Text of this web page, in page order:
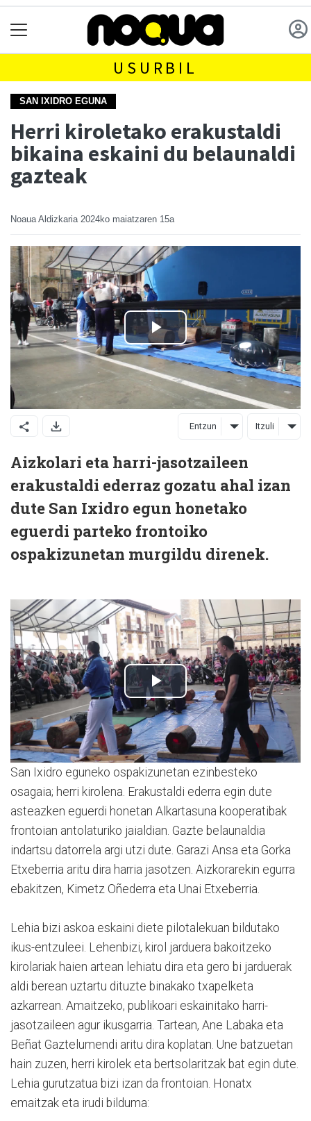
USURBIL
SAN IXIDRO EGUNA
Herri kiroletako erakustaldi
bikaina eskaini du belaunaldi
gazteak
Noaua Aldizkaria 2024ko maiatzaren 15a
Entzun Itzuli
Aizkolari eta harri-jasotzaileen
erakustaldi ederraz gozatu ahal izan
dute San Ixidro egun honetako
eguerdi parteko frontoiko
ospakizunetan murgildu direnek.
San Ixidro eguneko ospakizunetan ezinbesteko
osagaia; herri kirolena. Erakustaldi ederra egin dute
asteazken eguerdi honetan Alkartasuna kooperatibak
frontoian antolaturiko jaialdian. Gazte belaunaldia
indartsu datorrela argi utzi dute. Garazi Ansa eta Gorka
Etxeberria aritu dira harria jasotzen. Aizkorarekin egurra
ebakitzen, Kimetz Oñederra eta Unai Etxeberria.
Lehia bizi askoa eskaini diete pilotalekuan bildutako
ikus-entzuleei. Lehenbizi, kirol jarduera bakoitzeko
kirolariak haien artean lehiatu dira eta gero bi jarduerak
aldi berean uztartu dituzte binakako txapelketa
azkarrean. Amaitzeko, publikoari eskainitako harri-
jasotzaileen agur ikusgarria. Tartean, Ane Labaka eta
Beñat Gaztelumendi aritu dira koplatan. Une batzuetan
hain zuzen, herri kirolek eta bertsolaritzak bat egin dute.
Lehia gurutzatua bizi izan da frontoian. Honatx
emaitzak eta irudi bilduma: